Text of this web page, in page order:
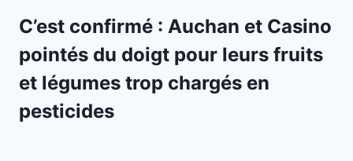
C’est confirmé : Auchan et Casino
pointés du doigt pour leurs fruits
et légumes trop chargés en
pesticides